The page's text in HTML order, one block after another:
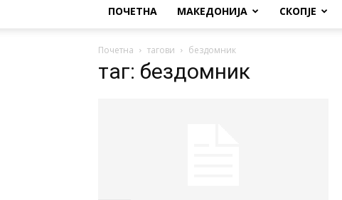
ПОЧЕТНА МАКЕДОНИЈА СКОПЈЕ
Почетна тагови бездомник
таг: бездомник